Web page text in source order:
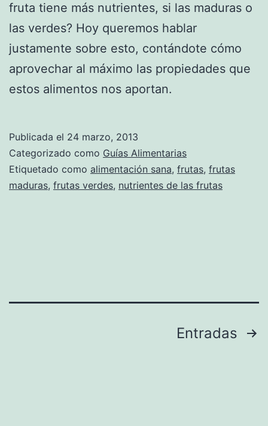
fruta tiene más nutrientes, si las maduras o
las verdes? Hoy queremos hablar
justamente sobre esto, contándote cómo
aprovechar al máximo las propiedades que
estos alimentos nos aportan.
Publicada el 24 marzo, 2013
Categorizado como Guías Alimentarias
Etiquetado como alimentación sana, frutas, frutas
maduras, frutas verdes, nutrientes de las frutas
Entradas